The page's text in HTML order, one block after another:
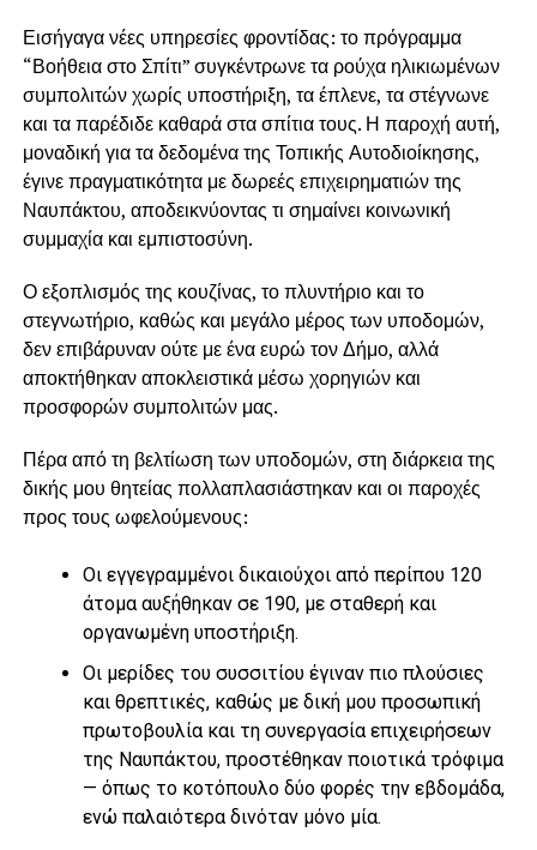
Εισήγαγα νέες υπηρεσίες φροντίδας: το πρόγραμμα
“Βοήθεια στο Σπίτι” συγκέντρωνε τα ρούχα ηλικιωμένων
συμπολιτών χωρίς υποστήριξη, τα έπλενε, τα στέγνωνε
και τα παρέδιδε καθαρά στα σπίτια τους. Η παροχή αυτή,
μοναδική για τα δεδομένα της Τοπικής Αυτοδιοίκησης,
έγινε πραγματικότητα με δωρεές επιχειρηματιών της
Ναυπάκτου, αποδεικνύοντας τι σημαίνει κοινωνική
συμμαχία και εμπιστοσύνη.
Ο εξοπλισμός της κουζίνας, το πλυντήριο και το
στεγνωτήριο, καθώς και μεγάλο μέρος των υποδομών,
δεν επιβάρυναν ούτε με ένα ευρώ τον Δήμο, αλλά
αποκτήθηκαν αποκλειστικά μέσω χορηγιών και
προσφορών συμπολιτών μας.
Πέρα από τη βελτίωση των υποδομών, στη διάρκεια της
δικής μου θητείας πολλαπλασιάστηκαν και οι παροχές
προς τους ωφελούμενους:
Οι εγγεγραμμένοι δικαιούχοι από περίπου 120
άτομα αυξήθηκαν σε 190, με σταθερή και
οργανωμένη υποστήριξη.
Οι μερίδες του συσσιτίου έγιναν πιο πλούσιες
και θρεπτικές, καθώς με δική μου προσωπική
πρωτοβουλία και τη συνεργασία επιχειρήσεων
της Ναυπάκτου, προστέθηκαν ποιοτικά τρόφιμα
— όπως το κοτόπουλο δύο φορές την εβδομάδα,
ενώ παλαιότερα δινόταν μόνο μία.